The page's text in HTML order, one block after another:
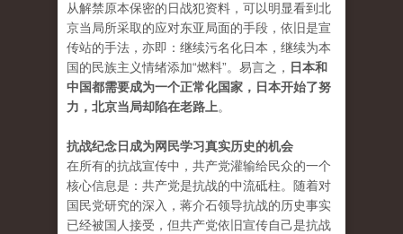
从解禁原本保密的日战犯资料，可以明显看到北
京当局所采取的应对东亚局面的手段，依旧是宣
传站的手法，亦即：继续污名化日本，继续为本
国的民族主义情绪添加“燃料”。易言之， 日本和
中国都需要成为一个正常化国家，日本开始了努
力，北京当局却陷在老路上。
抗战纪念日成为网民学习真实历史的机会
在所有的抗战宣传中，共产党灌输给民众的一个
核心信息是：共产党是抗战的中流砥柱。随着对
国民党研究的深入，蒋介石领导抗战的历史事实
已经被国人接受，但共产党依旧宣传自己是抗战